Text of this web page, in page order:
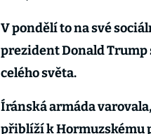
V pondělí to na své
prezident Donald Trump
celého světa.
Íránská armáda
přiblíží k Hormuzskému